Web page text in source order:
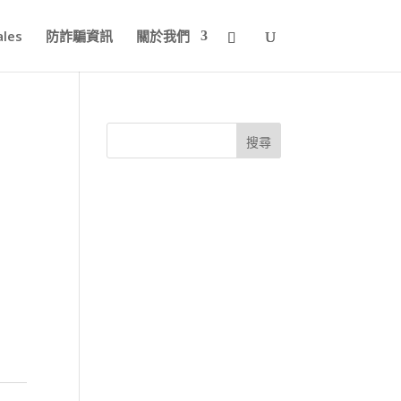
防詐騙資訊 關於我們
搜尋